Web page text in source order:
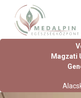
Magzati